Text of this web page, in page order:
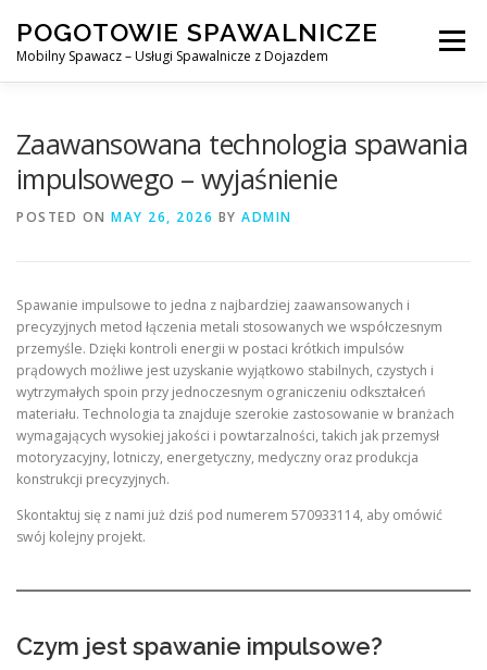
content
POGOTOWIE SPAWALNICZE
Mobilny Spawacz – Usługi Spawalnicze z Dojazdem
Menu
Zaawansowana technologia spawania
impulsowego – wyjaśnienie
POSTED ON MAY 26, 2026 BY ADMIN
Spawanie impulsowe to jedna z najbardziej zaawansowanych i
precyzyjnych metod łączenia metali stosowanych we współczesnym
przemyśle. Dzięki kontroli energii w postaci krótkich impulsów
prądowych możliwe jest uzyskanie wyjątkowo stabilnych, czystych i
wytrzymałych spoin przy jednoczesnym ograniczeniu odkształceń
materiału. Technologia ta znajduje szerokie zastosowanie w branżach
wymagających wysokiej jakości i powtarzalności, takich jak przemysł
motoryzacyjny, lotniczy, energetyczny, medyczny oraz produkcja
konstrukcji precyzyjnych.
Skontaktuj się z nami już dziś pod numerem 570933114, aby omówić
swój kolejny projekt.
Czym jest spawanie impulsowe?